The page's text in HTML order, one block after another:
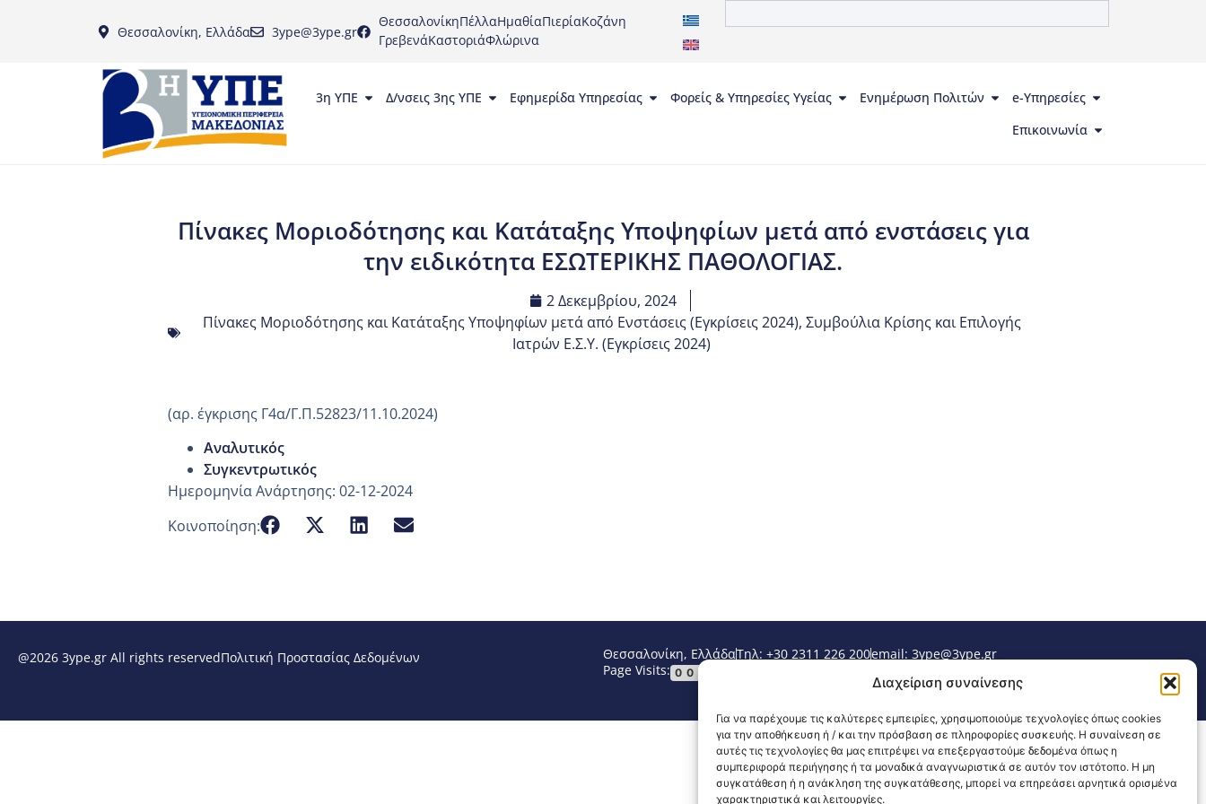
Διαχείριση συναίνεσης
Για να παρέχουμε τις καλύτερες εμπειρίες, χρησιμοποιούμε τεχνολογίες όπως cookies
για την αποθήκευση ή / και την πρόσβαση σε πληροφορίες συσκευής. Η συναίνεση σε
αυτές τις τεχνολογίες θα μας επιτρέψει να επεξεργαστούμε δεδομένα όπως η
συμπεριφορά περιήγησης ή τα μοναδικά αναγνωριστικά σε αυτόν τον ιστότοπο. Η μη
συγκατάθεση ή η ανάκληση της συγκατάθεσης, μπορεί να επηρεάσει αρνητικά ορισμένα
χαρακτηριστικά και λειτουργίες.
Θεσσαλονίκη, Ελλάδα 3ype@3ype.gr
ΘεσσαλονίκηΠέλλαΗμαθίαΠιερίαΚοζάνη
ΓρεβενάΚαστοριάΦλώρινα
3η ΥΠΕ Δ/νσεις 3ης ΥΠΕ Εφημερίδα Υπηρεσίας Φορείς & Υπηρεσίες Υγείας Ενημέρωση Πολιτών
e-Υπηρεσίες
Επικοινωνία
Πίνακες Μοριοδότησης και Κατάταξης Υποψηφίων μετά από ενστάσεις για
την ειδικότητα ΕΣΩΤΕΡΙΚΗΣ ΠΑΘΟΛΟΓΙΑΣ.
2 Δεκεμβρίου, 2024
Πίνακες Μοριοδότησης και Κατάταξης Υποψηφίων μετά από Ενστάσεις (Εγκρίσεις 2024), Συμβούλια Κρίσης και Επιλογής
Ιατρών Ε.Σ.Υ. (Εγκρίσεις 2024)
(αρ. έγκρισης Γ4α/Γ.Π.52823/11.10.2024)
Αναλυτικός
Συγκεντρωτικός
Ημερομηνία Ανάρτησης: 02-12-2024
Κοινοποίηση:
@2026 3ype.gr All rights reservedΠολιτική Προστασίας Δεδομένων Θεσσαλονίκη, ΕλλάδαΤηλ: +30 2311 226 200email: 3ype@3ype.gr
Page Visits: 00063